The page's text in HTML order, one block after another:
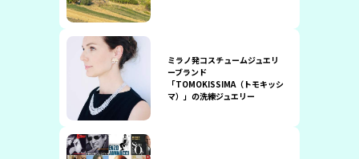
ミラノ発コスチュームジュエリ
ーブランド
「TOMOKISSIMA（トモキッシ
マ）」の洗練ジュエリー